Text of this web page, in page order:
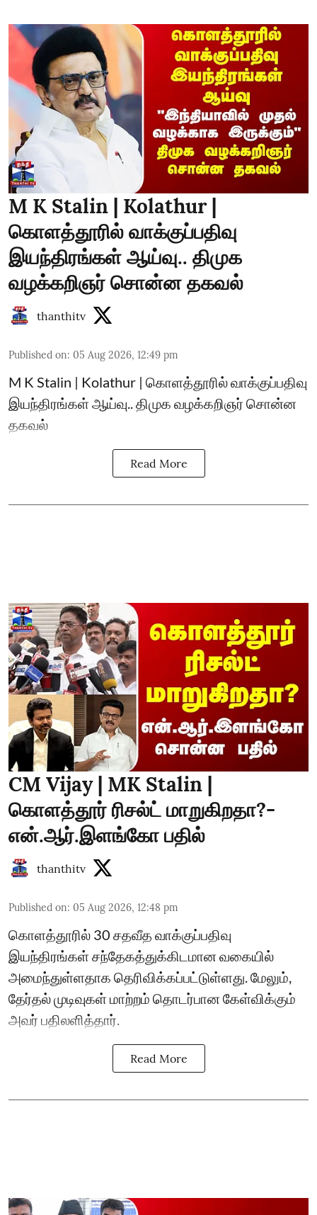
M K Stalin | Kolathur |
கொளத்தூரில் வாக்குப்பதிவு
இயந்திரங்கள் ஆய்வு.. திமுக
வழக்கறிஞர் சொன்ன தகவல்
thanthitv
Published on: 05 Aug 2026, 12:49 pm
M K Stalin | Kolathur | கொளத்தூரில் வாக்குப்பதிவு
இயந்திரங்கள் ஆய்வு.. திமுக வழக்கறிஞர் சொன்ன
தகவல்
Read More
CM Vijay | MK Stalin |
கொளத்தூர் ரிசல்ட் மாறுகிறதா?-
என்.ஆர்.இளங்கோ பதில்
thanthitv
Published on: 05 Aug 2026, 12:48 pm
கொளத்தூரில் 30 சதவீத வாக்குப்பதிவு
இயந்திரங்கள் சந்தேகத்துக்கிடமான வகையில்
அமைந்துள்ளதாக தெரிவிக்கப்பட்டுள்ளது. மேலும்,
தேர்தல் முடிவுகள் மாற்றம் தொடர்பான கேள்விக்கும்
அவர் பதிலளித்தார்.
Read More